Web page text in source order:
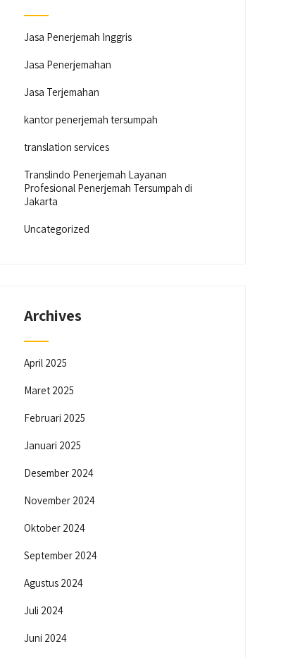
Jasa Penerjemah Inggris
Jasa Penerjemahan
Jasa Terjemahan
kantor penerjemah tersumpah
translation services
Translindo Penerjemah Layanan
Profesional Penerjemah Tersumpah di
Jakarta
Uncategorized
Archives
April 2025
Maret 2025
Februari 2025
Januari 2025
Desember 2024
November 2024
Oktober 2024
September 2024
Agustus 2024
Juli 2024
Juni 2024